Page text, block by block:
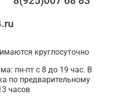
круглосуточно
пн-пт с 8 до 19 час. В
по предварительному
часов